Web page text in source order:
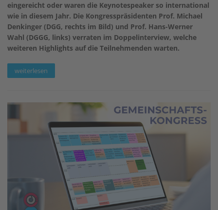
eingereicht oder waren die Keynotespeaker so international
wie in diesem Jahr. Die Kongresspräsidenten Prof. Michael
Denkinger (DGG, rechts im Bild) und Prof. Hans-Werner
Wahl (DGGG, links) verraten im Doppelinterview, welche
weiteren Highlights auf die Teilnehmenden warten.
weiterlesen